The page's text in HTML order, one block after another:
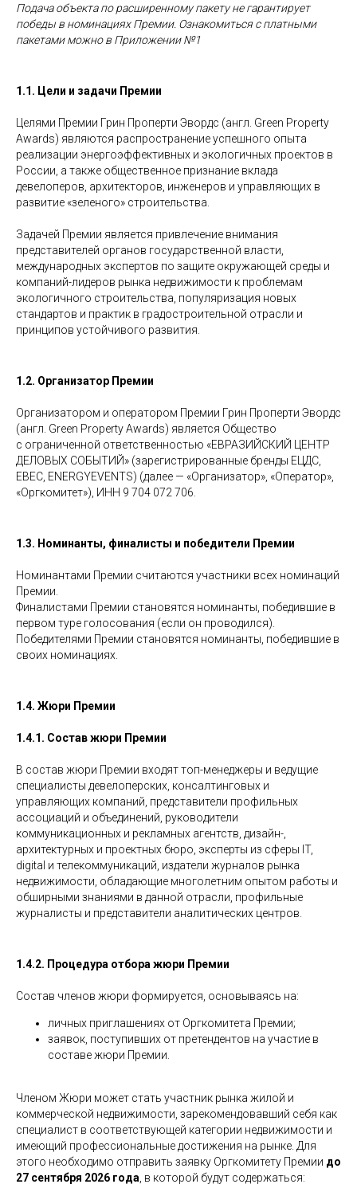
Подача объекта по расширенному пакету не гарантирует
победы в номинациях Премии. Ознакомиться с платными
пакетами можно в Приложении №1
1.1. Цели и задачи Премии
Целями Премии Грин Проперти Эвордс (англ. Green Property
Awards) являются распространение успешного опыта
реализации энергоэффективных и экологичных проектов в
России, а также общественное признание вклада
девелоперов, архитекторов, инженеров и управляющих в
развитие «зеленого» строительства.
Задачей Премии является привлечение внимания
представителей органов государственной власти,
международных экспертов по защите окружающей среды и
компаний-лидеров рынка недвижимости к проблемам
экологичного строительства, популяризация новых
стандартов и практик в градостроительной отрасли и
принципов устойчивого развития.
1.2. Организатор Премии
Организатором и оператором Премии Грин Проперти Эвордс
(англ. Green Property Awards) является Общество
с ограниченной ответственностью «ЕВРАЗИЙСКИЙ ЦЕНТР
ДЕЛОВЫХ СОБЫТИЙ» (зарегистрированные бренды ЕЦДС,
EBEC, ENERGYEVENTS) (далее — «Организатор», «Оператор»,
«Оргкомитет»), ИНН 9 704 072 706.
1.3. Номинанты, финалисты и победители Премии
Номинантами Премии считаются участники всех номинаций
Премии.
Финалистами Премии становятся номинанты, победившие в
первом туре голосования (если он проводился).
Победителями Премии становятся номинанты, победившие в
своих номинациях.
1.4. Жюри Премии
1.4.1. Состав жюри Премии
В состав жюри Премии входят топ-менеджеры и ведущие
специалисты девелоперских, консалтинговых и
управляющих компаний, представители профильных
ассоциаций и объединений, руководители
коммуникационных и рекламных агентств, дизайн-,
архитектурных и проектных бюро, эксперты из сферы IT,
digital и телекоммуникаций, издатели журналов рынка
недвижимости, обладающие многолетним опытом работы и
обширными знаниями в данной отрасли, профильные
журналисты и представители аналитических центров.
1.4.2. Процедура отбора жюри Премии
Состав членов жюри формируется, основываясь на:
личных приглашениях от Оргкомитета Премии;
заявок, поступивших от претендентов на участие в
составе жюри Премии.
Членом Жюри может стать участник рынка жилой и
коммерческой недвижимости, зарекомендовавший себя как
специалист в соответствующей категории недвижимости и
имеющий профессиональные достижения на рынке. Для
этого необходимо отправить заявку Оргкомитету Премии до
27 сентября 2026 года , в которой будут содержаться: